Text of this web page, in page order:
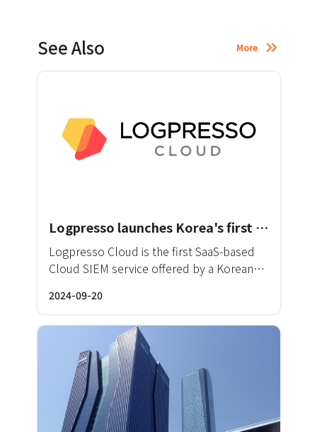
See Also More
Logpresso launches Korea's first enterprise-level cloud SIEM service
Logpresso Cloud is the first SaaS-based
Cloud SIEM service offered by a Korean
comprehensive monitoring and automated
premise infrastructure, as well as a wide
range of SaaS, PaaS, and IaaS solutions
utilized by many businesses in their daily
operations.
2024-09-20